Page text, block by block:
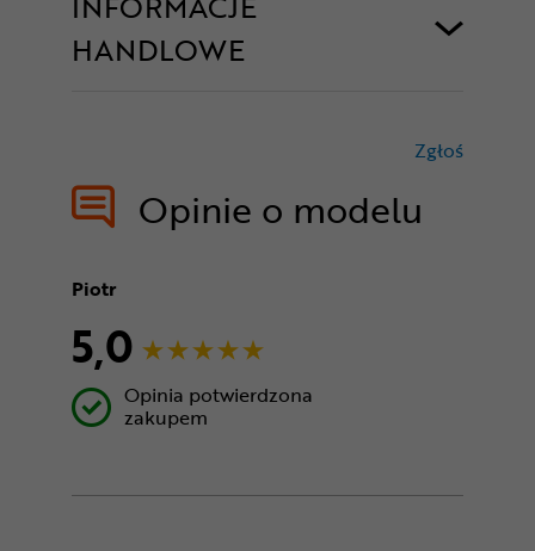
HANDLOWE
Opinie o modelu
Zgłoś
Piotr
5,0
Opinia potwierdzona
zakupem